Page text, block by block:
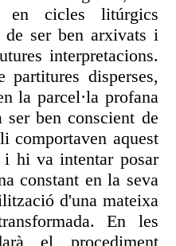
en cicles litúrgics
de ser ben arxivats i
interpretacions.
partitures disperses,
la parcel·la profana
ben conscient de
comportaven aquest
hi va intentar posar
constant en la seva
d'una mateixa
En les
el procediment